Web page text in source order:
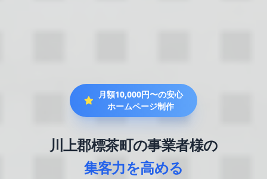
月額10,000円〜の安心
ホームページ制作
川上郡標茶町の事業者様の
集客力を高める